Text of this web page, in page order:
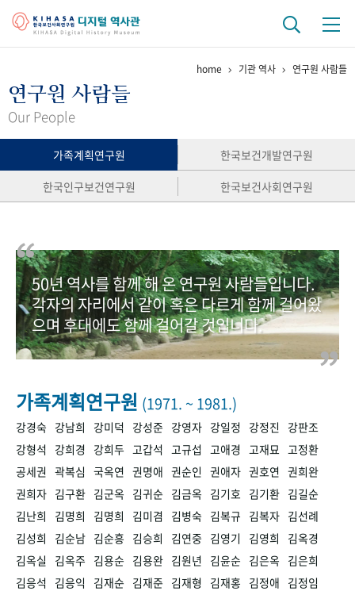
걸어온 길 기관 변천사
연구 역사
정책과 연구 키워드로 보는 연구 역사
연구자들
간행물 변천사
기록물 아카이브
사진 아카이브 문서 기록물 행정박물 영상 기록물
50+1주년 기념
+1
VR 역사관
home 기관 역사 연구원 사람들
연구원 사람들
Our People
가족계획연구원
한국보건개발연구원
한국인구보건연구원
한국보건사회연구원
50년 역사를 함께 해 온 연구원 사람들입니다.
각자의 자리에서 같이 혹은 다르게 함께 걸어왔
으며 후대에도 함께 걸어갈 것입니다.
가족계획연구원 (1971. ~ 1981.)
강경숙 강남희 강미덕 강성준 강영자 강일정 강정진
강판조
강형석
강희경 강희두 고갑석 고규섭 고애경 고재묘 고정환
공세권 곽복심 국옥연 권명애 권순인 권애자 권호연 권희완
권희자 김구환 김군옥 김귀순 김금옥 김기호 김기환 김길순
김난희
김명희 김명희 김미겸 김병숙 김복규 김복자 김선례
김성희
김순남 김순흥 김승희 김연중 김영기 김영희
김옥경
김옥실
김옥주 김용순 김용완 김원년 김윤순 김은옥 김은희
김응석
김응익 김재순 김재준 김재형 김재홍 김정애 김정임